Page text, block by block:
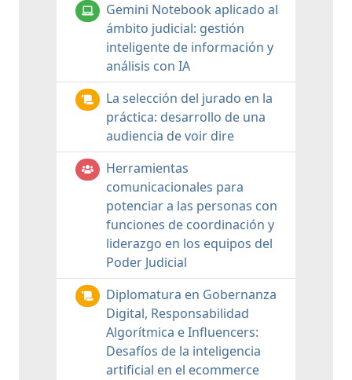
Gemini Notebook aplicado al
ámbito judicial: gestión
inteligente de información y
análisis con IA
La selección del jurado en la
práctica: desarrollo de una
audiencia de voir dire
Herramientas
comunicacionales para
potenciar a las personas con
funciones de coordinación y
liderazgo en los equipos del
Poder Judicial
Diplomatura en Gobernanza
Digital, Responsabilidad
Algorítmica e Influencers:
Desafíos de la inteligencia
artificial en el ecommerce